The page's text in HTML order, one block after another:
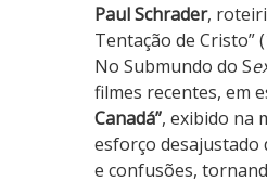
O
h
,
C
a
n
a
Paul Schrader,
Tentação de Cristo”
No Submundo do S
filmes recentes, em
Canadá”, exibido na
esforço desajustado
e confusões,